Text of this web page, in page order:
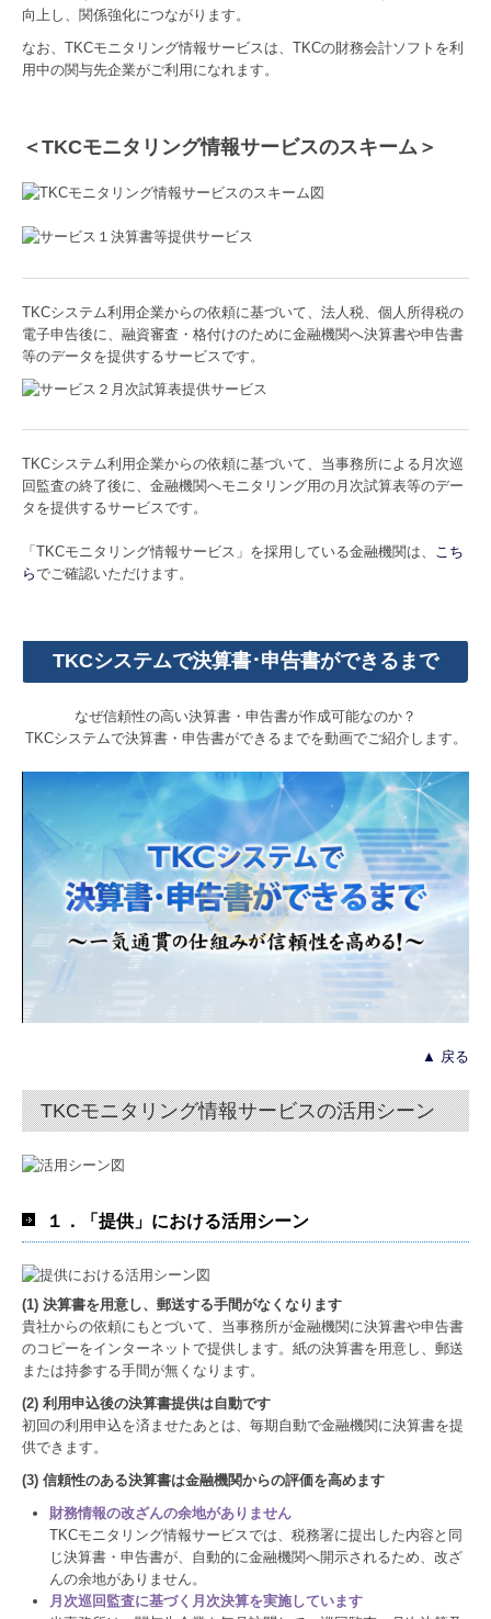
向上し、関係強化につながります。
なお、TKCモニタリング情報サービスは、TKCの財務会計ソフトを利
用中の関与先企業がご利用になれます。
＜TKCモニタリング情報サービスのスキーム＞
TKCシステム利用企業からの依頼に基づいて、法人税、個人所得税の
電子申告後に、融資審査・格付けのために金融機関へ決算書や申告書
等のデータを提供するサービスです。
TKCシステム利用企業からの依頼に基づいて、当事務所による月次巡
回監査の終了後に、金融機関へモニタリング用の月次試算表等のデー
タを提供するサービスです。
「TKCモニタリング情報サービス」を採用している金融機関は、 こち
らでご確認いただけます。
TKCシステムで決算書･申告書ができるまで
なぜ信頼性の高い決算書・申告書が作成可能なのか？
TKCシステムで決算書・申告書ができるまでを動画でご紹介します。
▲ 戻る
TKCモニタリング情報サービスの活用シーン
１．「提供」における活用シーン
(1) 決算書を用意し、郵送する手間がなくなります
貴社からの依頼にもとづいて、当事務所が金融機関に決算書や申告書
のコピーをインターネットで提供します。紙の決算書を用意し、郵送
または持参する手間が無くなります。
(2) 利用申込後の決算書提供は自動です
初回の利用申込を済ませたあとは、毎期自動で金融機関に決算書を提
供できます。
(3) 信頼性のある決算書は金融機関からの評価を高めます
財務情報の改ざんの余地がありません
TKCモニタリング情報サービスでは、税務署に提出した内容と同
じ決算書・申告書が、自動的に金融機関へ開示されるため、改ざ
んの余地がありません。
月次巡回監査に基づく月次決算を実施しています